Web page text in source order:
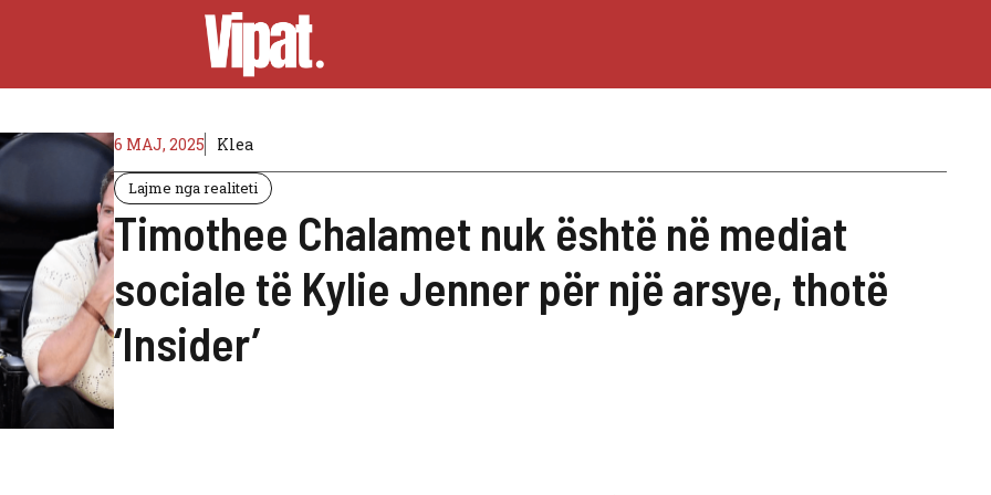
6 MAJ, 2025 Klea
Lajme nga realiteti
Timothee Chalamet nuk është në mediat
sociale të Kylie Jenner për një arsye, thotë
‘Insider’